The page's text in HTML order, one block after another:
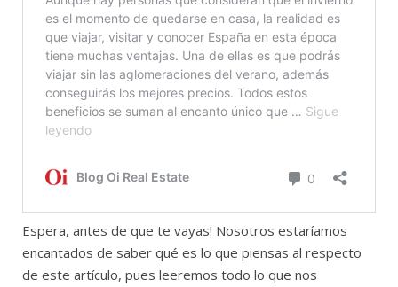
Espera, antes de que te vayas! Nosotros estaríamos
encantados de saber qué es lo que piensas al respecto
de este artículo, pues leeremos todo lo que nos